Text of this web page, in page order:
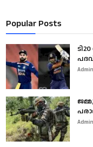
Popular Posts
Admin
Admin